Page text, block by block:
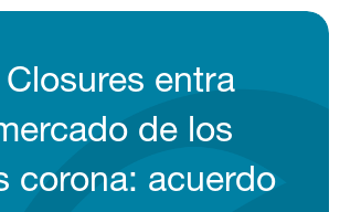
Closures entra
de los
corona: acuerdo